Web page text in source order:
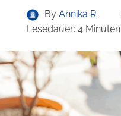
By Annika R.
Lesedauer: 4 Minuten